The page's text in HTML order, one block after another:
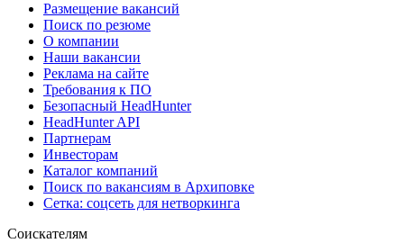
Размещение вакансий
Поиск по резюме
О компании
Наши вакансии
Реклама на сайте
Требования к ПО
Безопасный HeadHunter
HeadHunter API
Партнерам
Инвесторам
Каталог компаний
Поиск по вакансиям в Архиповке
Сетка: соцсеть для нетворкинга
Соискателям